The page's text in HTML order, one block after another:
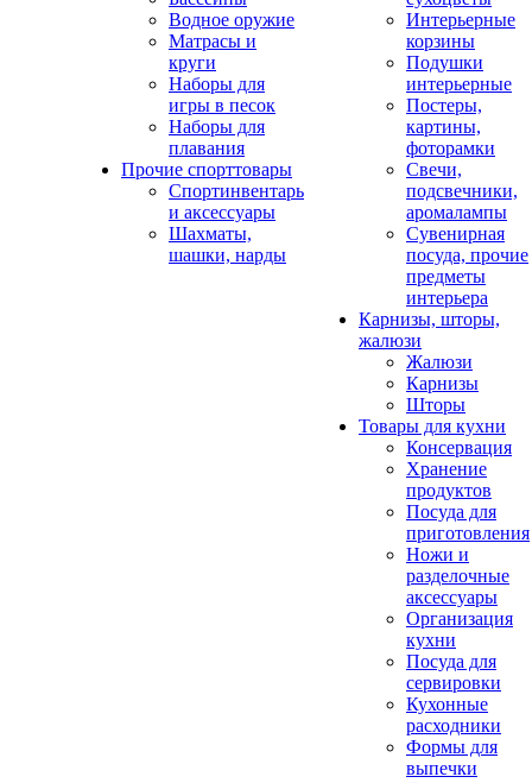
Водное оружие
Матрасы и
круги
Наборы для
игры в песок
Наборы для
плавания
Прочие спорттовары
Спортинвентарь
и аксессуары
Шахматы,
шашки, нарды
Интерьерные
корзины
Подушки
интерьерные
Постеры,
картины,
фоторамки
Свечи,
подсвечники,
аромалампы
Сувенирная
посуда, прочие
предметы
интерьера
Карнизы, шторы,
жалюзи
Жалюзи
Карнизы
Шторы
Товары для кухни
Консервация
Хранение
продуктов
Посуда для
приготовления
Ножи и
разделочные
аксессуары
Организация
кухни
Посуда для
сервировки
Кухонные
расходники
Формы для
выпечки